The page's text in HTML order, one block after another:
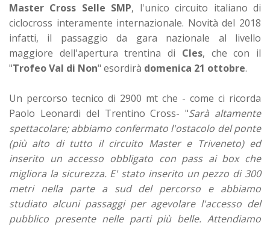
Master Cross Selle SMP, l'unico circuito italiano di
ciclocross interamente internazionale. Novità del 2018
infatti, il passaggio da gara nazionale al livello
maggiore dell'apertura trentina di Cles, che con il
"Trofeo Val di Non" esordirà domenica 21 ottobre.
Un percorso tecnico di 2900 mt che - come ci ricorda
Paolo Leonardi del Trentino Cross- "Sarà altamente
spettacolare; abbiamo confermato l'ostacolo del ponte
(più alto di tutto il circuito Master e Triveneto) ed
inserito un accesso obbligato con pass ai box che
migliora la sicurezza. E' stato inserito un pezzo di 300
metri nella parte a sud del percorso e abbiamo
studiato alcuni passaggi per agevolare l'accesso del
pubblico presente nelle parti più belle. Attendiamo